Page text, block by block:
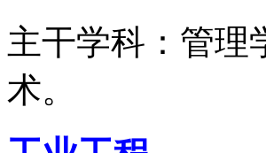
主干学科：管理
术。